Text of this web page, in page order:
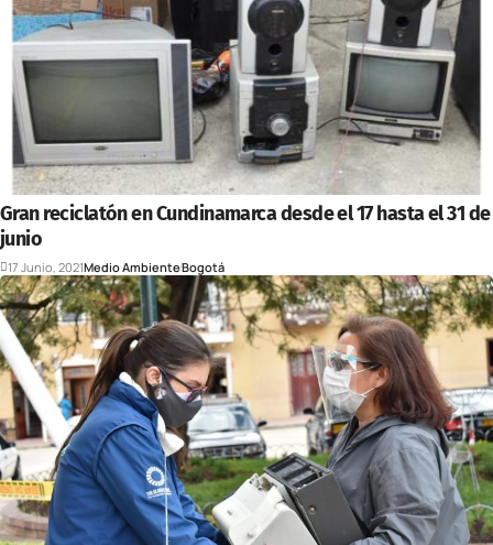
Gran reciclatón en Cundinamarca desde el 17 hasta el 31 de
junio
17 Junio, 2021Medio AmbienteBogotá